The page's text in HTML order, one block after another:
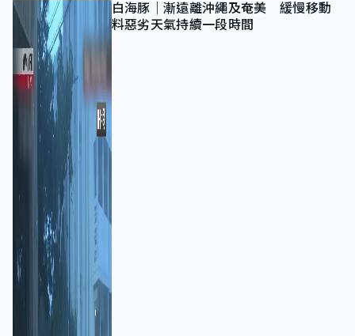
白海豚｜漸遠離沖繩及奄美 緩慢移動
料惡劣天氣持續一段時間